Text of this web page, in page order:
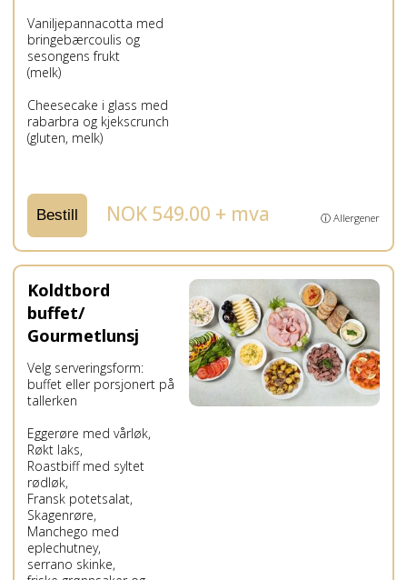
Vaniljepannacotta med
bringebærcoulis og
sesongens frukt
(melk)
Cheesecake i glass med
rabarbra og kjekscrunch
(gluten, melk)
Bestill NOK 549.00 + mva ⓘ Allergener
Koldtbord
buffet/
Gourmetlunsj
Velg serveringsform:
buffet eller porsjonert på
tallerken
Eggerøre med vårløk,
Røkt laks,
Roastbiff med syltet
rødløk,
Fransk potetsalat,
Skagenrøre,
Manchego med
eplechutney,
serrano skinke,